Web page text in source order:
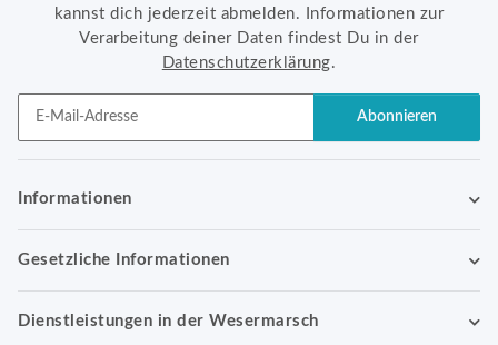
kannst dich jederzeit abmelden. Informationen zur
Verarbeitung deiner Daten findest Du in der
Datenschutzerklärung.
Abonnieren
Informationen
Gesetzliche Informationen
Dienstleistungen in der Wesermarsch